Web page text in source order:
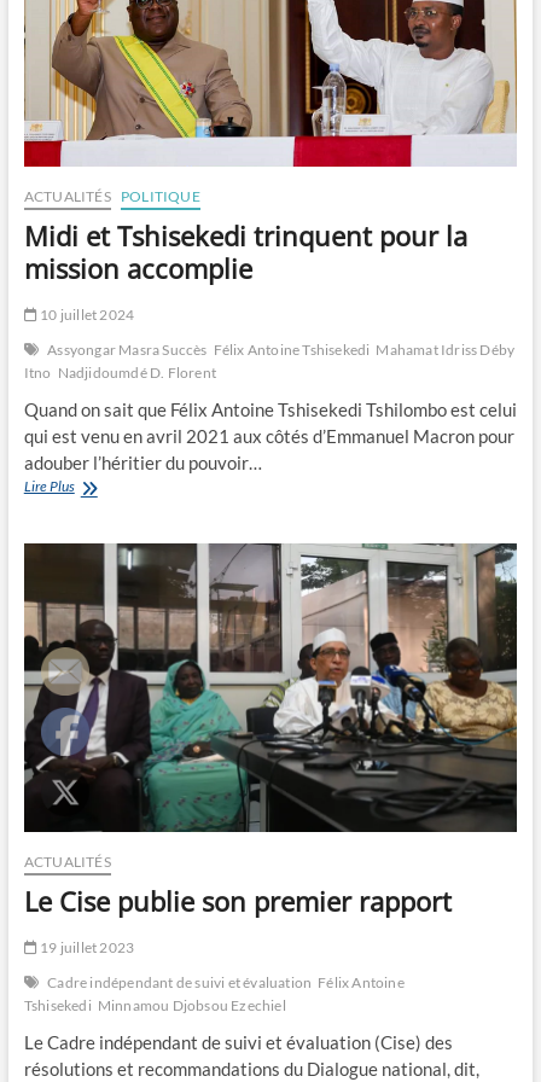
ACTUALITÉS POLITIQUE
Midi et Tshisekedi trinquent pour la
mission accomplie
10 juillet 2024
Assyongar Masra Succès Félix Antoine Tshisekedi Mahamat Idriss Déby
Itno Nadjidoumdé D. Florent
Quand on sait que Félix Antoine Tshisekedi Tshilombo est celui
qui est venu en avril 2021 aux côtés d’Emmanuel Macron pour
adouber l’héritier du pouvoir…
Lire PlusMidi
trinquent
mission
accomplie
ACTUALITÉS
Le Cise publie son premier rapport
19 juillet 2023
Cadre indépendant de suivi et évaluation Félix Antoine
Tshisekedi Minnamou Djobsou Ezechiel
Le Cadre indépendant de suivi et évaluation (Cise) des
résolutions et recommandations du Dialogue national, dit,